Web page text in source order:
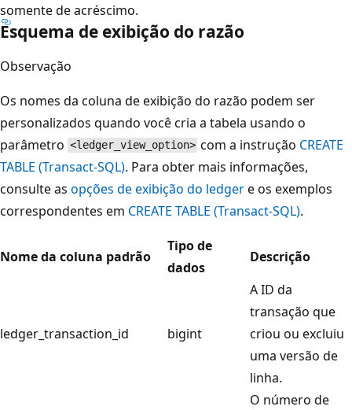
somente de acréscimo.
Esquema de exibição do razão
Observação
Os nomes da coluna de exibição do razão podem ser
personalizados quando você cria a tabela usando o
parâmetro <ledger_view_option> com a instrução CREATE
TABLE (Transact-SQL). Para obter mais informações,
consulte as opções de exibição do ledgere os exemplos
correspondentes em CREATE TABLE (Transact-SQL).
Nome da coluna padrão
Tipo de
dados
Descrição
ledger_transaction_id bigint
A ID da
transação que
criou ou excluiu
uma versão de
linha.
O número de